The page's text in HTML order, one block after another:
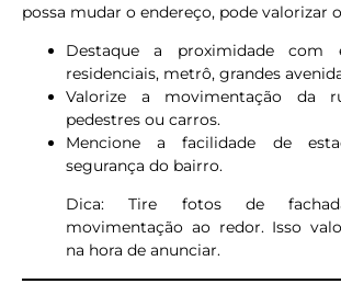
possa mudar o endereço, pode valorizar
Destaque a proximidade com
residenciais, metrô, grandes
Valorize a movimentação da
pedestres ou carros.
Mencione a facilidade de
segurança do bairro.
Dica: Tire fotos de
movimentação ao redor. Isso
na hora de anunciar.